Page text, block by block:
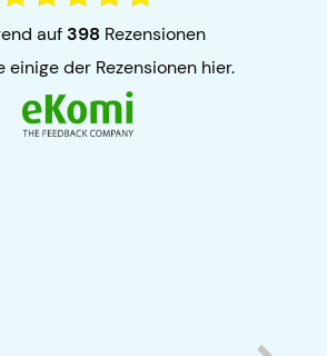
auf398 Rezensionen
einige der Rezensionen hier.